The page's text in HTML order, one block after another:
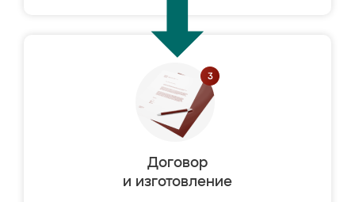
Договор
и изготовление